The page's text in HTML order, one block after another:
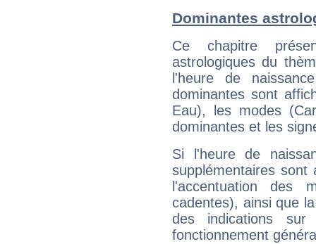
Dominantes
Ce chapitre
astrologiques du
l'heure de
dominantes sont
Eau), les modes
dominantes et les
Si l'heure de
supplémentaires sont
l'accentuation des
cadentes), ainsi que
des indications sur
fonctionnement